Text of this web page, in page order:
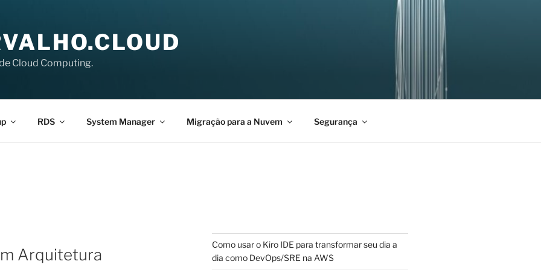
Cloud Computing.
RDS System Manager Migração para a Nuvem Segurança
Arquitetura
Como usar o Kiro IDE para transformar seu dia a
dia como DevOps/SRE na AWS